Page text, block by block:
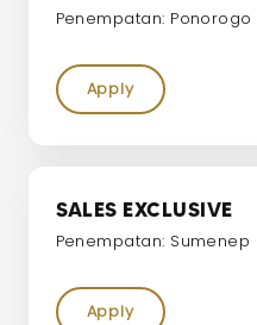
Penempatan: Ponorogo
Apply
SALES EXCLUSIVE
Penempatan: Sumenep
Apply